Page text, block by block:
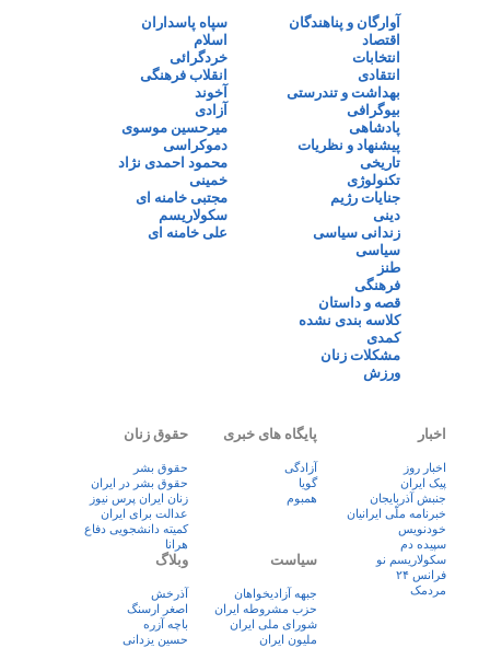
آوارگان و پناهندگان
اقتصاد
انتخابات
انتقادی
بهداشت و تندرستی
بیوگرافی
پادشاهی
پیشنهاد و نظریات
تاریخی
تکنولوژی
جنایات رژیم
دینی
زندانی سیاسی
سیاسی
طنز
فرهنگی
قصه و داستان
کلاسه بندی نشده
کمدی
مشکلات زنان
ورزش
سپاه پاسداران
اسلام
خردگرائی
انقلاب فرهنگی
آخوند
آزادی
میرحسین موسوی
دموکراسی
محمود احمدی نژاد
خمینی
مجتبی خامنه ای
سکولاریسم
علی خامنه ای
اخبار
اخبار روز
پيک ايران
جنبش آذربایجان
خبرنامه ملّی ایرانیان
خودنویس
سپیده دم
سکولاریسم نو
فرانس ۲۴
مردمک
پایگاه های خبری
آزادگی
گویا
همبوم
حقوق زنان
حقوق بشر
حقوق بشر در ایران
زنان ايران پرس نيوز
عدالت برای ایران
کمیته دانشجویی دفاع
هرانا
سیاست
جبهه آزادیخواهان
حزب مشروطه ایران
شورای ملی ایران
ملیون ایران
وبلاگ
آذرخش
اصغر ارسنگ
باچه آزره
حسین یزدانی